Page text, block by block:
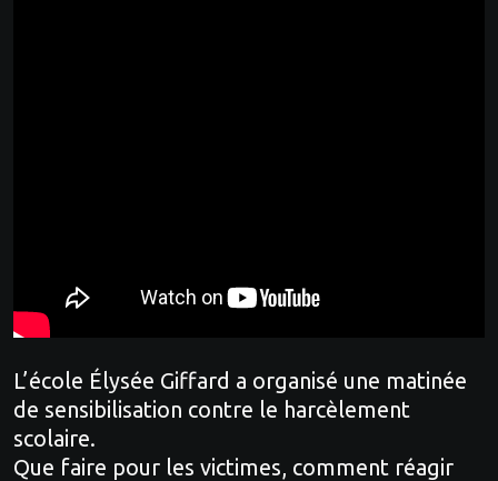
L’école Élysée Giffard a organisé une matinée
de sensibilisation contre le harcèlement
scolaire.
Que faire pour les victimes, comment réagir